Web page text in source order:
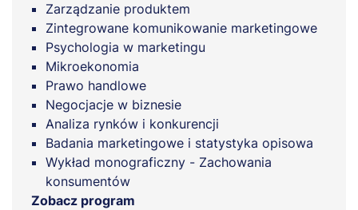
Zarządzanie produktem
Zintegrowane komunikowanie marketingowe
Psychologia w marketingu
Mikroekonomia
Prawo handlowe
Negocjacje w biznesie
Analiza rynków i konkurencji
Badania marketingowe i statystyka opisowa
Wykład monograficzny - Zachowania
konsumentów
Zobacz program